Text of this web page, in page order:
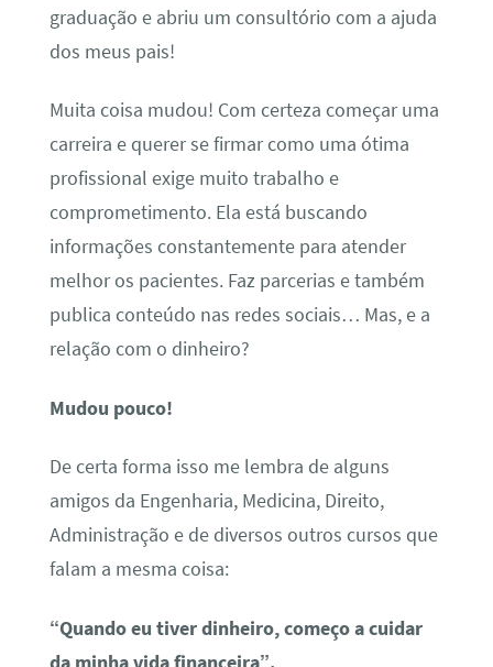
graduação e abriu um consultório com a ajuda
dos meus pais!
Muita coisa mudou! Com certeza começar uma
carreira e querer se firmar como uma ótima
profissional exige muito trabalho e
comprometimento. Ela está buscando
informações constantemente para atender
melhor os pacientes. Faz parcerias e também
publica conteúdo nas redes sociais… Mas, e a
relação com o dinheiro?
Mudou pouco!
De certa forma isso me lembra de alguns
amigos da Engenharia, Medicina, Direito,
Administração e de diversos outros cursos que
falam a mesma coisa:
“Quando eu tiver dinheiro, começo a cuidar
da minha vida financeira”.